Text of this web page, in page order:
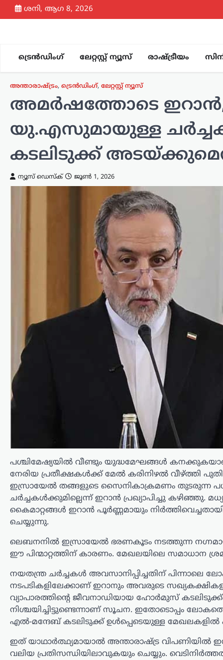
Skip
to
ശനി, ആഗ 8, 2026
ട്രെൻഡിംഗ് ലേറ്റസ്റ്റ് ന്യൂസ് രാഷ്ട്രീയം
അന്താരാഷ്ട്രം, ട്രെൻഡിംഗ്, ലേറ്റസ്റ്റ് ന്യൂസ്
അമർഷത്തോടെ ഇറാൻ,
യു.എസുമായുള്ള
കടലിടുക്ക്
ന്യൂസ് ഡെസ്ക് ജൂൺ 1, 2026
പശ്ചിമേഷ്യയിൽ വീണ്ടും യുദ്ധമേഘങ്ങൾ
നേരിയ പ്രതീക്ഷകൾക്ക് മേൽ കരിനിഴൽ വീഴ്ത്തി
ഇസ്രായേൽ തങ്ങളുടെ സൈനികാക്രമണം തുടരുന്ന
ചർച്ചകൾക്കുമില്ലെന്ന് ഇറാൻ പ്രഖ്യാപിച്ചു
കൈമാറ്റങ്ങൾ ഇറാൻ പൂർണ്ണമായും
ചെയ്യുന്നു.
ലെബനനിൽ ഇസ്രായേൽ ഭരണകൂടം നടത്തുന്ന
ഈ പിന്മാറ്റത്തിന് കാരണം. മേഖലയിലെ സമാധാന
നയതന്ത്ര ചർച്ചകൾ അവസാനിപ്പിച്ചതിന് പിന്നാലെ
നടപടികളിലേക്കാണ് ഇറാനും അവരുടെ
വ്യാപാരത്തിന്റെ ജീവനാഡിയായ ഹോർമുസ്
നിശ്ചയിച്ചിട്ടുണ്ടെന്നാണ് സൂചന. ഇതോടൊപ്പം
എൽ-മന്ദേബ് കടലിടുക്ക് ഉൾപ്പെടെയുള്ള
ഇത് യാഥാർത്ഥ്യമായാൽ അന്താരാഷ്ട്ര
വലിയ പ്രതിസന്ധിയിലാവുകയും ചെയ്യും. വെടിനിർത്തൽ
ലോക അണ്ടർ-20
അത്‌ലറ്റിക്സ്: ഹൈജമ്പ്
ഫൈനലിൽ പ്രവേശിച്ച്
പൂജ
ന്യൂസ് ഡെസ്ക് ഓഗസ്റ്റ്‌ 8, 2026
ഒറിഗോണിൽ നടക്കുന്ന ലോക
അത്‌ലറ്റിക്സ് അണ്ടർ-20
ചാമ്പ്യൻഷിപ്പിൽ ഇന്ത്യയ്ക്ക് മികച്ച
തുടക്കം. വനിതാ ഹൈജമ്പിൽ ദേശീയ
ഫൈനലിലേക്ക് യോഗ്യത നേടി. 1.79
മീറ്റർ…
അന്താരാഷ്ട്രം,ട്രെൻഡിംഗ്,ലേറ്റസ്റ്റ് ന്യൂസ്
വൈറ്റ് ഹൗസ് സുരക്ഷാ
സമുച്ചയ നിർമ്മാണം
തടഞ്ഞു ; അപ്പീൽ
കോടതി വിധിക്കെതിരെ
സുപ്രീം കോടതിയെ
സമീപിക്കുമെന്ന് ട്രംപ്